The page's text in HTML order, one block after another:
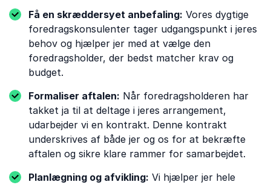
Få en skræddersyet anbefaling: Vores dygtige
foredragskonsulenter tager udgangspunkt i jeres
behov og hjælper jer med at vælge den
foredragsholder, der bedst matcher krav og
budget.
Formaliser aftalen: Når foredragsholderen har
takket ja til at deltage i jeres arrangement,
udarbejder vi en kontrakt. Denne kontrakt
underskrives af både jer og os for at bekræfte
aftalen og sikre klare rammer for samarbejdet.
Planlægning og afvikling: Vi hjælper jer hele